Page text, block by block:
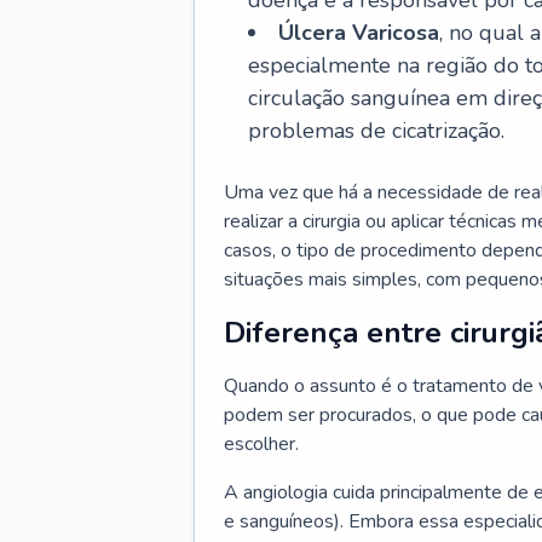
Úlcera Varicosa, no qual
especialmente na região do
circulação sanguínea em
problemas de cicatrização.
Uma vez que há a necessidade de
realizar a cirurgia ou aplicar técnicas
casos, o tipo de procedimento
situações mais simples, com
Diferença entre
Quando o assunto é o tratamento de
podem ser procurados, o que pode
escolher.
A angiologia cuida principalmente de
e sanguíneos). Embora essa